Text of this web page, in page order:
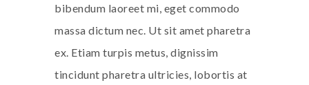
bibendum laoreet mi, eget commodo
massa dictum nec. Ut sit amet pharetra
ex. Etiam turpis metus, dignissim
tincidunt pharetra ultricies, lobortis at